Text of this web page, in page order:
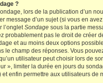
?
lors de la publication d’un
message d’un sujet (si vous en
l’ongletSondage sous la partie
probablement pas le droit de créer
et au moins deux options
le champ des réponses. Vous
utilisateur peut choisir lors de
», limiter la durée en jours du
enfin permettre aux utilisateurs de